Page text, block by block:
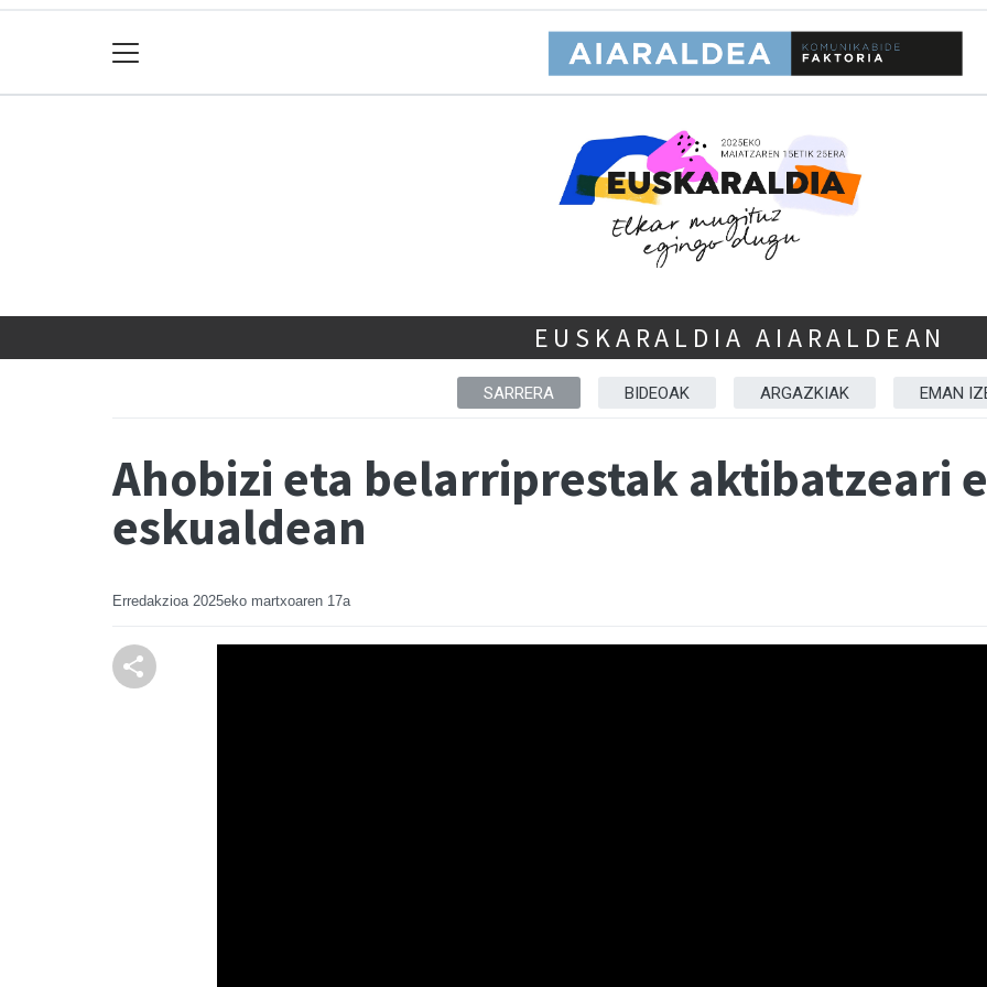
EUSKARALDIA AIARALDEAN
SARRERA BIDEOAK ARGAZKIAK EMAN
Ahobizi eta belarriprestak aktibatzeari
eskualdean
Erredakzioa 2025eko martxoaren 17a